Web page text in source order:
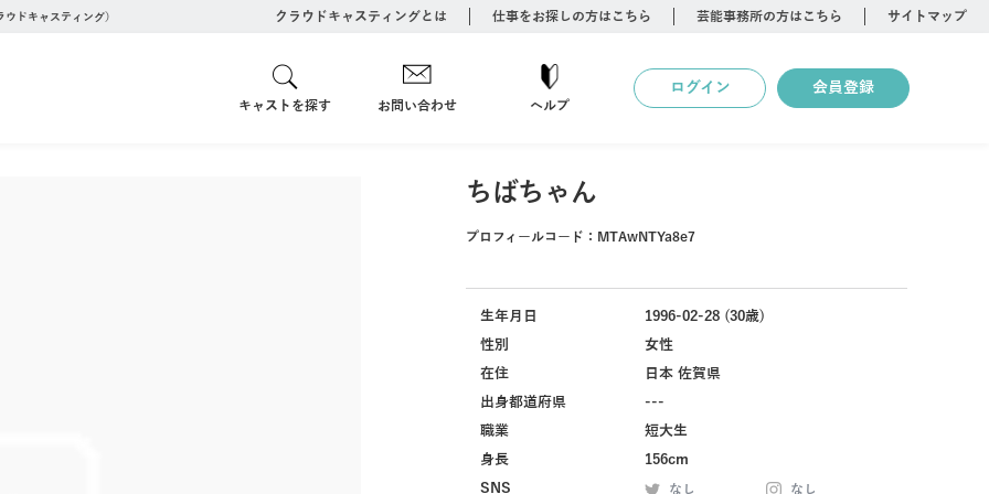
ドキャスティング） クラウドキャスティングとは 仕事をお探しの方はこちら 芸能事務所の方はこちら サイトマップ
キャストを探す お問い合わせ ヘルプ
ログイン 会員登録
ちばちゃん
プロフィールコード： MTAwNTYa8e7
生年月日
1996-02-28 (30歳)
性別
女性
在住
日本 佐賀県
出身都道府県
---
職業
短大生
身長
156cm
SNS
なし なし